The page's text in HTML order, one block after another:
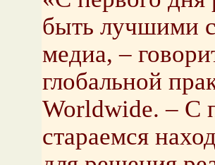
быть лучшими
медиа, –
глобальной
Worldwide. – С
стараемся